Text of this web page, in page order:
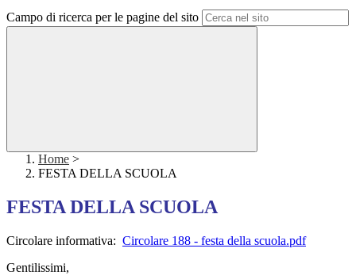
Campo di ricerca per le pagine del sito
Home >
FESTA DELLA SCUOLA
FESTA DELLA SCUOLA
Circolare informativa: Circolare 188 - festa della scuola.pdf
Gentilissimi,